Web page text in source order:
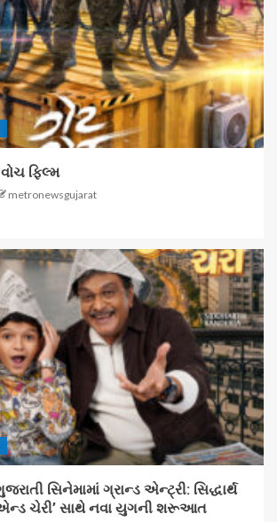
ફિલ્મ
metronewsgujarat
સિનેમામાં ગ્રાન્ડ એન્ટ્રી: સિદ્ધાર્થ
એન્ડ ચેરી’ સાથે નવા યુગની શરૂઆત